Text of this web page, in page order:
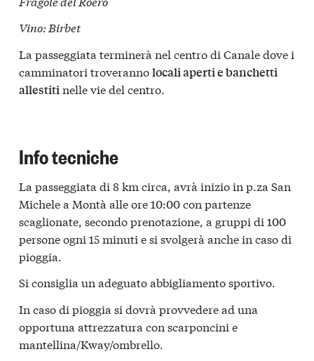
Vino: Birbet
La passeggiata terminerà nel centro di Canale dove i
camminatori troverannolocali aperti e banchetti
allestitinelle vie del centro.
Info tecniche
La passeggiata di 8 km circa, avrà inizio in p.za San
Michele a Montà alle ore 10:00 con partenze
scaglionate, secondo prenotazione, a gruppi di 100
persone ogni 15 minuti e si svolgerà anche in caso di
pioggia.
Si consiglia un adeguato abbigliamento sportivo.
In caso di pioggia si dovrà provvedere ad una
opportuna attrezzatura con scarponcini e
mantellina/Kway/ombrello.